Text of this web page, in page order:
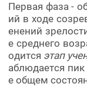
Первая фаза -
ий в ходе
енений
е среднего
одится этап
аблюдается
е общем